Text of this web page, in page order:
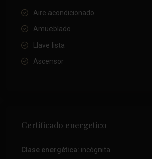
Aire acondicionado
Amueblado
Llave lista
Ascensor
Certificado energetico
Clase energética: incógnita